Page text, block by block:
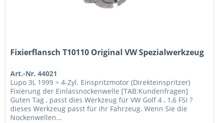
Fixierflansch T10110 Original VW Spezialwerkzeug
Art.-Nr. 44021
Lupo 3L 1999 > 4-Zyl. Einspritzmotor (Direkteinspritzer)
Fixierung der Einlassnockenwelle [TAB:Kundenfragen]
Guten Tag , passt dies Werkzeug für VW Golf 4 , 1,6 FSI ?
dieses Werkzeug passt für ihr Fahrzeug. Wenn Sie die
Nockenwellen...